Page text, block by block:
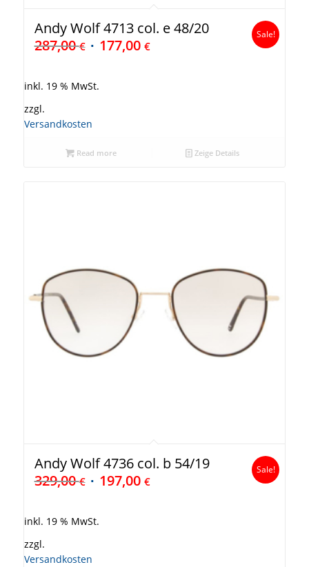
Andy Wolf 4713 col. e 48/20
287,00€ 177,00 €
Sale!
inkl. 19 % MwSt.
zzgl.
Versandkosten
Read more Zeige Details
Andy Wolf 4736 col. b 54/19
329,00€ 197,00 €
Sale!
inkl. 19 % MwSt.
zzgl.
Versandkosten